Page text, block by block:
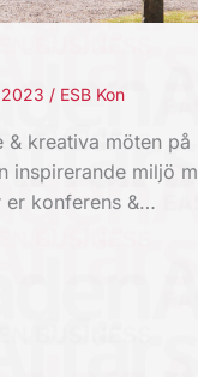
/ ESB Kon
& kreativa möten på
inspirerande miljö
er konferens &…